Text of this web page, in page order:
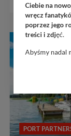
PORT
Ciebie na
wręcz
poprzez jego
treści i zdjęć.
Abyśmy nadal
dostosować
pliki cookies)
wyszukania,
priorytetowe,
zmieniać